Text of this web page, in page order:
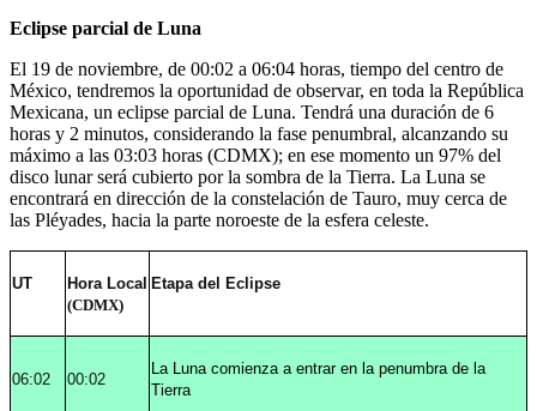
Eclipse parcial de Luna
El 19 de noviembre, de 00:02 a 06:04 horas, tiempo del centro de
México, tendremos la oportunidad de observar, en toda la República
Mexicana, un eclipse parcial de Luna. Tendrá una duración de 6
horas y 2 minutos, considerando la fase penumbral, alcanzando su
máximo a las 03:03 horas (CDMX); en ese momento un 97% del
disco lunar será cubierto por la sombra de la Tierra. La Luna se
encontrará en dirección de la constelación de Tauro, muy cerca de
las Pléyades, hacia la parte noroeste de la esfera celeste.
UT
Hora Local
(CDMX)
Etapa del Eclipse
06:02 00:02
La Luna comienza a entrar en la penumbra de la
Tierra